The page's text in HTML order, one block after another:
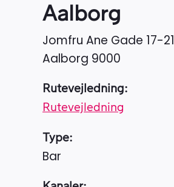
Aalborg
Jomfru Ane Gade 17-21
Aalborg 9000
Rutevejledning:
Rutevejledning
Type:
Bar